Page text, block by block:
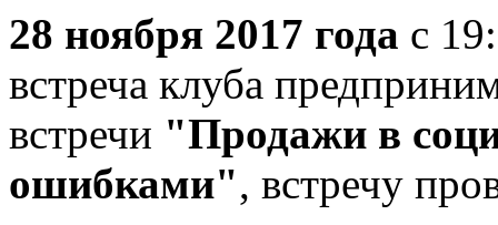
28 ноября 2017 года с
встреча клуба
встречи "Продажи в
ошибками", встречу